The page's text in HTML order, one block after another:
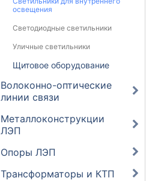
освещения
Светодиодные светильники
Уличные светильники
Щитовое оборудование
Волоконно-оптические
линии связи
Металлоконструкции
ЛЭП
Опоры ЛЭП
Трансформаторы и КТП